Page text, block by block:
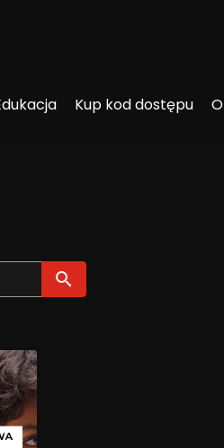
Kup kod dostępu
Wyszukaj